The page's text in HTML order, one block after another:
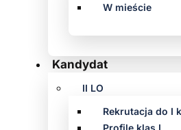
W mieście
Kandydat
II LO
Rekrutacja do I
Profile klas I